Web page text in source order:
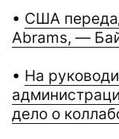
• США
Abrams, —
• На
дело о